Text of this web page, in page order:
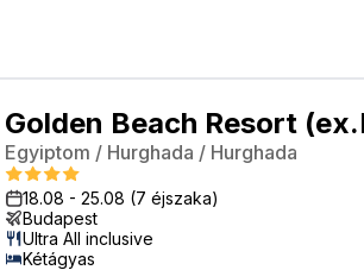
Golden Beach Resort
Egyiptom / Hurghada / Hurghada
18.08 - 25.08 (7 éjszaka)
Budapest
Ultra All inclusive
Kétágyas